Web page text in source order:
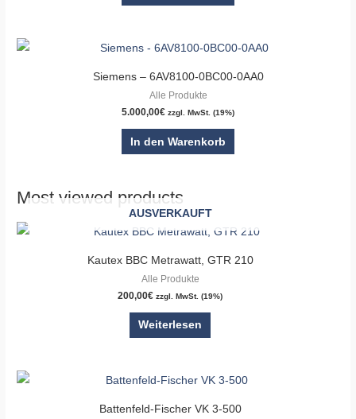
Siemens – 6AV8100-0BC00-0AA0
Alle Produkte
5.000,00€ zzgl. MwSt. (19%)
In den Warenkorb
Most viewed products
AUSVERKAUFT
Kautex BBC Metrawatt, GTR 210
Alle Produkte
200,00€ zzgl. MwSt. (19%)
Weiterlesen
Battenfeld-Fischer VK 3-500